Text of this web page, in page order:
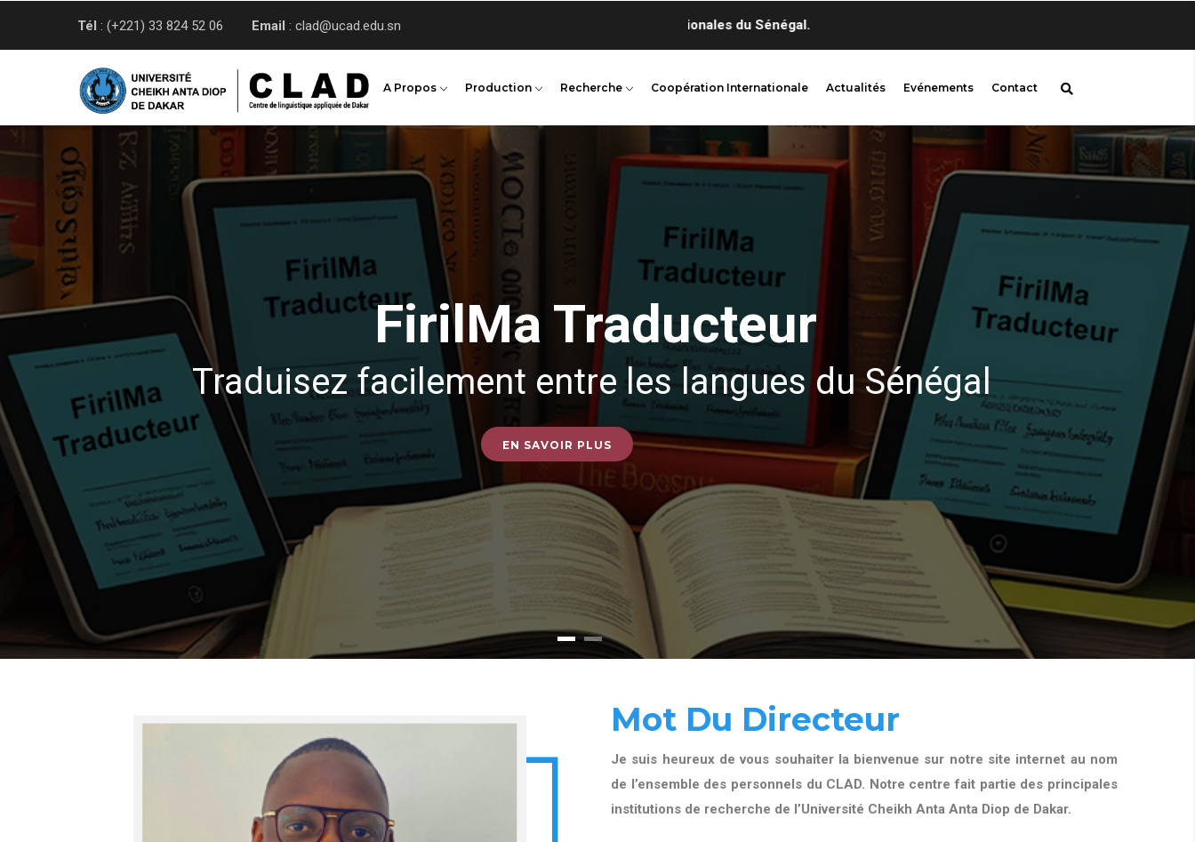
Tél : (+221) 33 824 52 06 Email : clad@ucad.edu.sn
A Propos Production Recherche Coopération Internationale Actualités Evénements Contact
FirilMa Traducteur
Traduisez facilement entre les langues du Sénégal
EN SAVOIR PLUS
Mot Du Directeur
Je suis heureux de vous souhaiter la bienvenue sur notre site internet au nom
de l’ensemble des personnels du CLAD. Notre centre fait partie des principales
institutions de recherche de l’Université Cheikh Anta Anta Diop de Dakar.